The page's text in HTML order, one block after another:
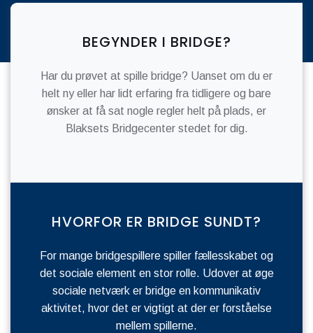
BEGYNDER I BRIDGE?
Har du prøvet at spille bridge? Uanset om du er
helt ny eller har lidt erfaring fra tidligere og bare
ønsker at få sat nogle regler helt på plads, er
Blaksets Bridgecenter stedet for dig.
HVORFOR ER BRIDGE SUNDT?
For mange bridgespillere spiller fællesskabet og
det sociale element en stor rolle. Udover at øge
sociale netværk er bridge en kommunikativ
aktivitet, hvor det er vigtigt at der er forståelse
mellem spillerne.